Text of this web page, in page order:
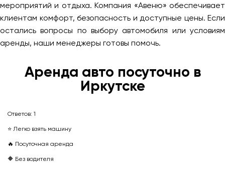
мероприятий и отдыха. Компания «Авеню» обеспечивает
клиентам комфорт, безопасность и доступные цены. Если
остались вопросы по выбору автомобиля или условиям
аренды, наши менеджеры готовы помочь.
Аренда авто посуточно в
Иркутске
Ответов: 1
⭐ Легко взять машину
🔥 Посуточная аренда
🔶 Без водителя